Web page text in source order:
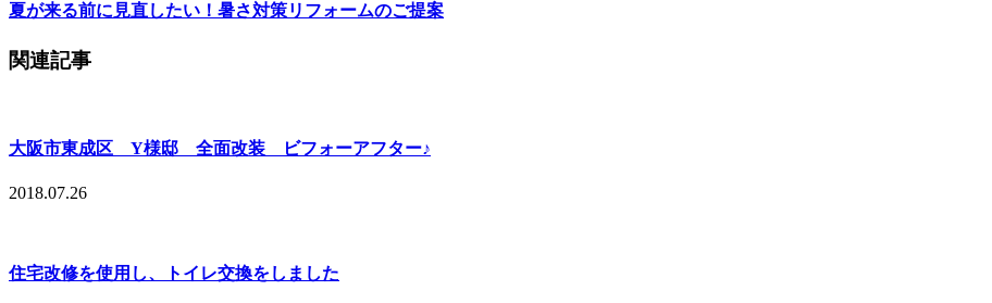
夏が来る前に見直したい！暑さ対策リフォームのご提案
関連記事
大阪市東成区 Y様邸 全面改装 ビフォーアフター♪
2018.07.26
住宅改修を使用し、トイレ交換をしました